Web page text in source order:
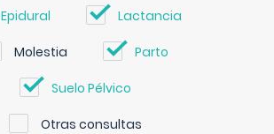
Epidural Lactancia
Molestia Parto
Suelo Pélvico
Otras consultas